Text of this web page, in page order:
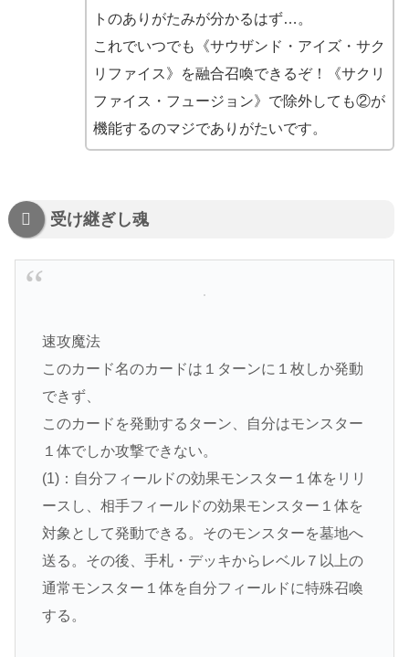
トのありがたみが分かるはず…。
これでいつでも《サウザンド・アイズ・サク
リファイス》を融合召喚できるぞ！《サクリ
ファイス・フュージョン》で除外しても②が
機能するのマジでありがたいです。
受け継ぎし魂
速攻魔法
このカード名のカードは１ターンに１枚しか発動
できず、
このカードを発動するターン、自分はモンスター
１体でしか攻撃できない。
(1)：自分フィールドの効果モンスター１体をリリ
ースし、相手フィールドの効果モンスター１体を
対象として発動できる。そのモンスターを墓地へ
送る。その後、手札・デッキからレベル７以上の
通常モンスター１体を自分フィールドに特殊召喚
する。